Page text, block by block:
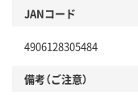
JANコード
4906128305484
備考（ご注意）